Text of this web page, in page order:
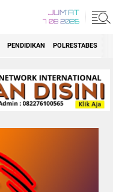
JUM'AT
7 08 2026
PENDIDIKAN POLRESTABES